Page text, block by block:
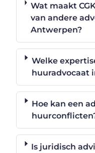
Wat maakt
van andere
Antwerpen?
Welke
huuradvocaat
Hoe kan een
Is juridisch